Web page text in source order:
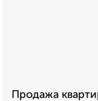
Продажа